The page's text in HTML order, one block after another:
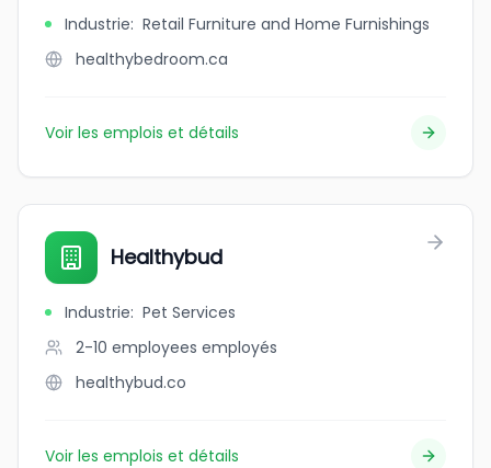
Industrie: Retail Furniture and Home Furnishings
healthybedroom.ca
Voir les emplois et détails
Healthybud
Industrie: Pet Services
2-10 employees employés
healthybud.co
Voir les emplois et détails